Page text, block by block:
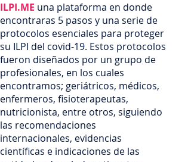
ILPI.ME una plataforma en donde
encontraras 5 pasos y una serie de
protocolos esenciales para proteger
su ILPI del covid-19. Estos protocolos
fueron diseñados por un grupo de
profesionales, en los cuales
encontramos; geriátricos, médicos,
enfermeros, fisioterapeutas,
nutricionista, entre otros, siguiendo
las recomendaciones
internacionales, evidencias
científicas e indicaciones de las